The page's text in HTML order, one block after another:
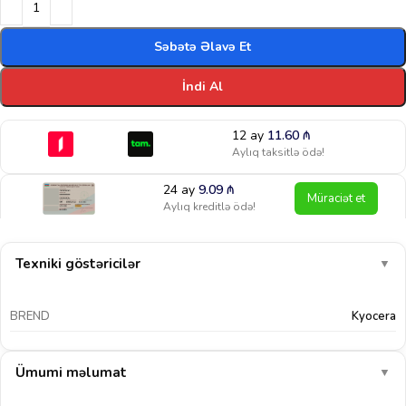
Səbətə Əlavə Et
İndi Al
12 ay 11.60 ₼
Aylıq taksitlə ödə!
24 ay9.09₼
Aylıq kreditlə ödə! Müraciət et
Texniki göstəricilər ▼
BREND Kyocera
Ümumi məlumat ▼